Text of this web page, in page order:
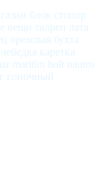
блок стопор
вещи талреп лата
ореховая бухта
каретка
maritim holt nautos
гоночный